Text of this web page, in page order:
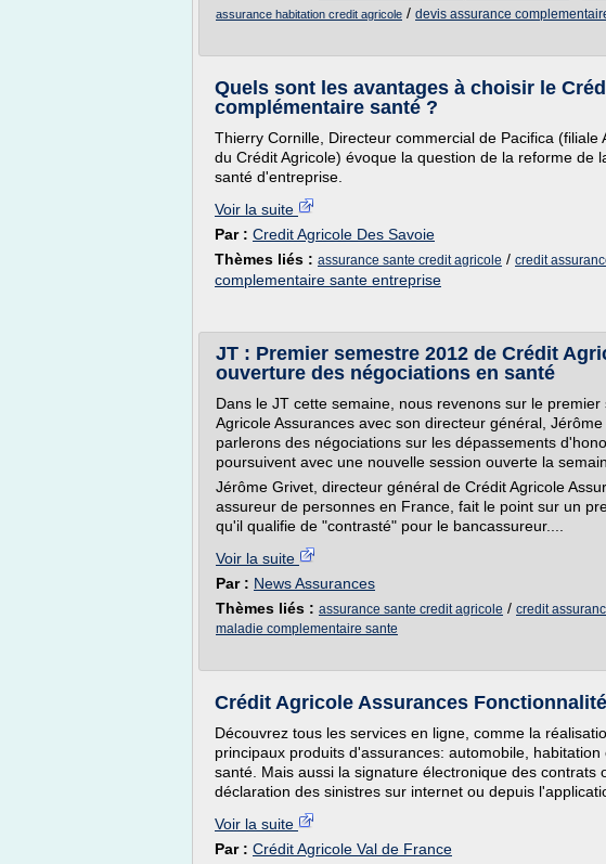
assurance habitation credit agricole / devis assurance
Quels sont les avantages à choisir le
complémentaire santé ?
Thierry Cornille, Directeur commercial de Pacifica (filiale
du Crédit Agricole) évoque la question de la reforme de
santé d'entreprise.
Voir la suite
Par : Credit Agricole Des Savoie
Thèmes liés : assurance sante credit agricole / credit
complementaire sante entreprise
JT : Premier semestre 2012 de Crédit
ouverture des négociations en santé
Dans le JT cette semaine, nous revenons sur le
Agricole Assurances avec son directeur général,
parlerons des négociations sur les dépassements
poursuivent avec une nouvelle session ouverte la
Jérôme Grivet, directeur général de Crédit Agricole
assureur de personnes en France, fait le point sur un
qu'il qualifie de "contrasté" pour le bancassureur....
Voir la suite
Par : News Assurances
Thèmes liés : assurance sante credit agricole / credit
maladie complementaire sante
Crédit Agricole Assurances
Découvrez tous les services en ligne, comme la
principaux produits d'assurances: automobile,
santé. Mais aussi la signature électronique des contrats
déclaration des sinistres sur internet ou depuis
Voir la suite
Par : Crédit Agricole Val de France